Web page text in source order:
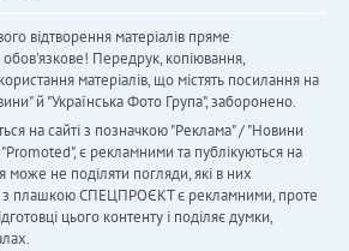
відтворення матеріалів пряме
Передрук, копіювання,
матеріалів, що містять посилання на
й "Українська Фото Група", заборонено.
на сайті з позначкою "Реклама" / "Новини
є рекламними та публікуються на
може не поділяти погляди, які в них
з плашкою СПЕЦПРОЄКТ є рекламними, проте
цього контенту і поділяє думки,